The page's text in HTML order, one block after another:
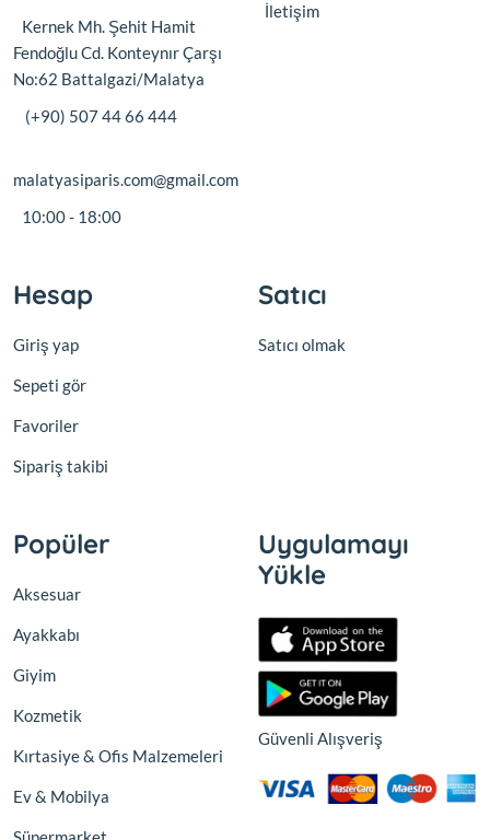
Kernek Mh. Şehit Hamit
Fendoğlu Cd. Konteynır Çarşı
No:62 Battalgazi/Malatya
(+90) 507 44 66 444
malatyasiparis.com@gmail.com
10:00 - 18:00
İletişim
Hesap
Giriş yap
Sepeti gör
Favoriler
Sipariş takibi
Satıcı
Satıcı olmak
Popüler
Aksesuar
Ayakkabı
Giyim
Kozmetik
Kırtasiye & Ofis Malzemeleri
Ev & Mobilya
Uygulamayı
Yükle
Güvenli Alışveriş